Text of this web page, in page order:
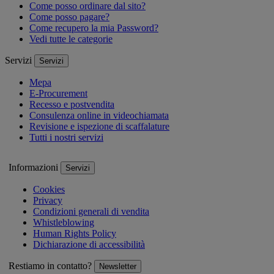
Come posso ordinare dal sito?
Come posso pagare?
Come recupero la mia Password?
Vedi tutte le categorie
Servizi Servizi
Mepa
E-Procurement
Recesso e postvendita
Consulenza online in videochiamata
Revisione e ispezione di scaffalature
Tutti i nostri servizi
Informazioni Servizi
Cookies
Privacy
Condizioni generali di vendita
Whistleblowing
Human Rights Policy
Dichiarazione di accessibilità
Restiamo in contatto? Newsletter